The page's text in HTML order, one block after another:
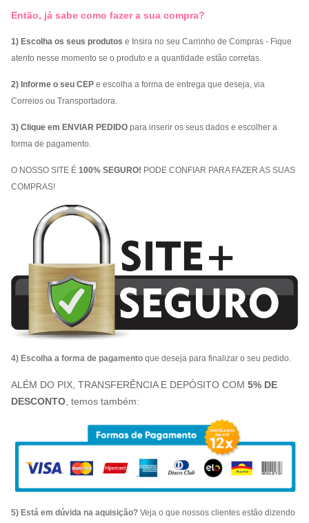
Então, já sabe como fazer a sua compra?
1) Escolha os seus produtos e Insira no seu Carrinho de Compras - Fique
atento nesse momento se o produto e a quantidade estão corretas.
2) Informe o seu CEP e escolha a forma de entrega que deseja, via
Correios ou Transportadora.
3) Clique em ENVIAR PEDIDO para inserir os seus dados e escolher a
forma de pagamento.
O NOSSO SITE É 100% SEGURO! PODE CONFIAR PARA FAZER AS SUAS
COMPRAS!
4) Escolha a forma de pagamento que deseja para finalizar o seu pedido.
ALÉM DO PIX, TRANSFERÊNCIA E DEPÓSITO COM 5% DE
DESCONTO , temos também:
5) Está em dúvida na aquisição? Veja o que nossos clientes estão dizendo